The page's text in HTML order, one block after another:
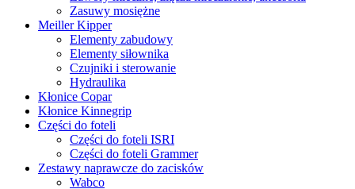
Zasuwy mosiężne
Meiller Kipper
Elementy zabudowy
Elementy siłownika
Czujniki i sterowanie
Hydraulika
Kłonice Copar
Kłonice Kinnegrip
Części do foteli
Części do foteli ISRI
Części do foteli Grammer
Zestawy naprawcze do zacisków
Wabco